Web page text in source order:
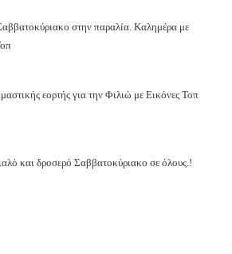
στην παραλία. Καλημέρα με
εορτής για την Φιλιώ με Εικόνες Τοπ
και δροσερό Σαββατοκύριακο σε όλους.!